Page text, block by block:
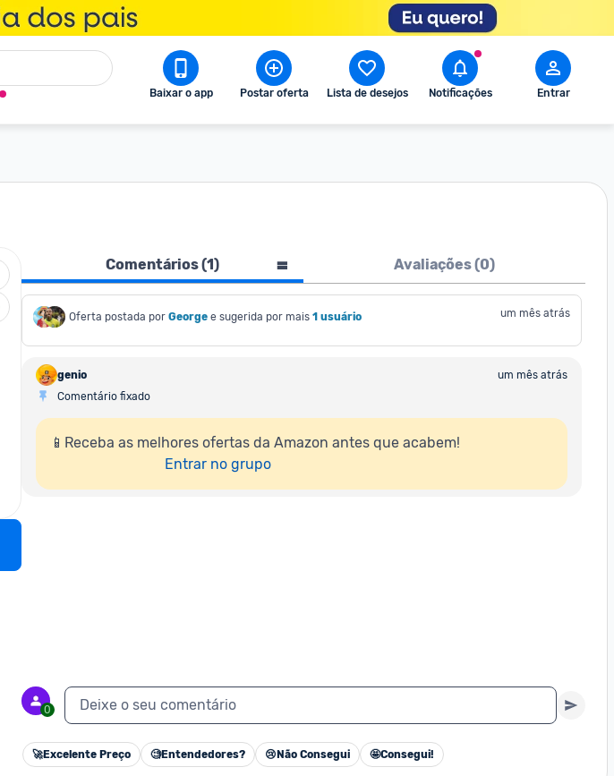
Baixar o app Postar oferta Lista de desejos Notificações Entrar
Comentários (1) Avaliações (0)
Oferta postada por George e sugerida por mais 1 usuário um mês atrás
genio
um mês atrás
Comentário fixado
📱Receba as melhores ofertas da Amazon antes que acabem!
Entrar no grupo
0 Deixe o seu comentário
🚀Excelente Preço 🧐Entendedores? 😢 Não Consegui 🤩Consegui!